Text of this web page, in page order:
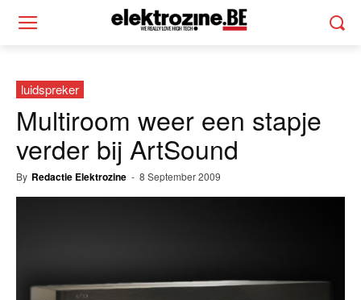
luidspreker
Multiroom weer een stapje
verder bij ArtSound
By Redactie Elektrozine - 8 September 2009